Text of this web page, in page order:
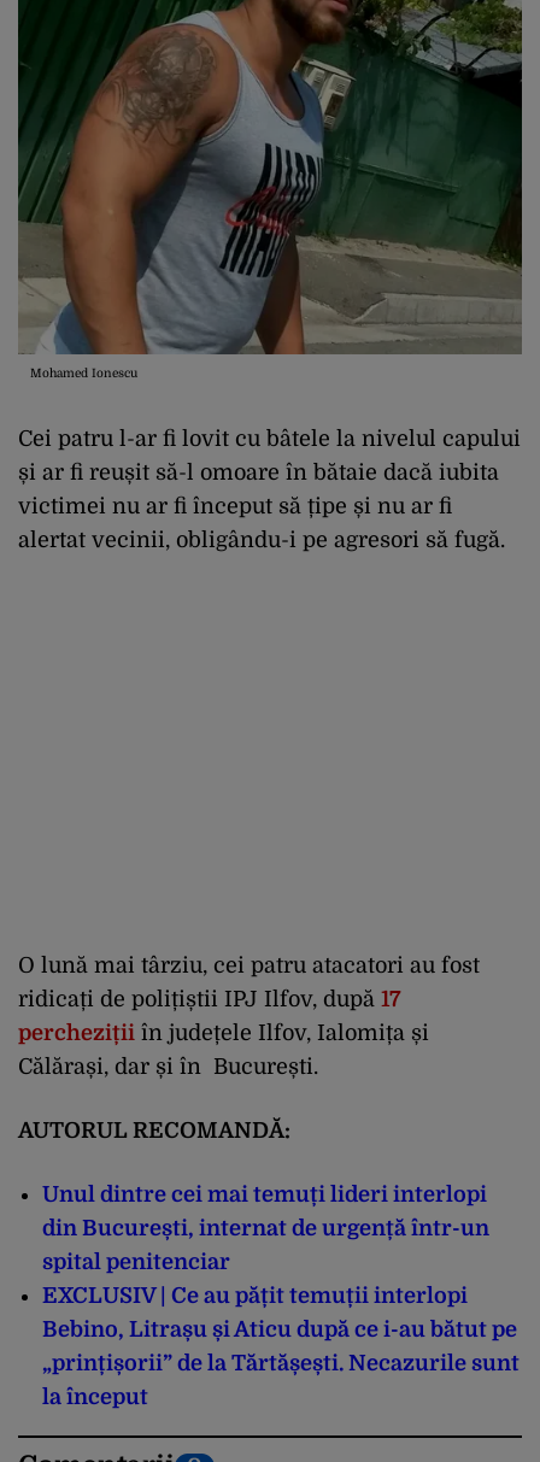
Mohamed Ionescu
Cei patru l-ar fi lovit cu bâtele la nivelul capului
și ar fi reușit să-l omoare în bătaie dacă iubita
victimei nu ar fi început să țipe și nu ar fi
alertat vecinii, obligându-i pe agresori să fugă.
O lună mai târziu, cei patru atacatori au fost
ridicați de polițiștii IPJ Ilfov, după 17
percheziții în județele Ilfov, Ialomița și
Călărași, dar și în București.
AUTORUL RECOMANDĂ:
Unul dintre cei mai temuți lideri interlopi
din București, internat de urgență într-un
spital penitenciar
EXCLUSIV | Ce au pățit temuții interlopi
Bebino, Litrașu și Aticu după ce i-au bătut pe
„prințișorii” de la Tărtășești. Necazurile sunt
la început